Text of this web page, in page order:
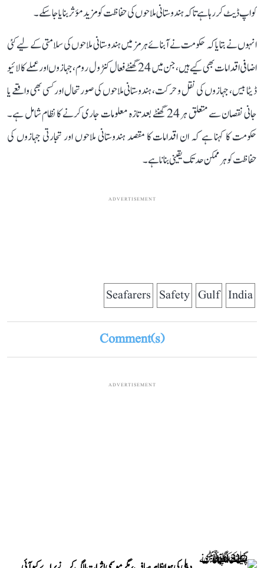
کو اپ ڈیٹ کر رہا ہے تاکہ ہندوستانی ملاحوں کی حفاظت کو مزید مؤثر بنایا جا سکے۔
انہوں نے بتایا کہ حکومت نے آبنائے ہرمز میں ہندوستانی ملاحوں کی سلامتی کے لیے کئی
اضافی اقدامات بھی کیے ہیں، جن میں 24 گھنٹے فعال کنٹرول روم، جہازوں اور عملے کا لائیو
ڈیٹا بیس، جہازوں کی نقل و حرکت، ہندوستانی ملاحوں کی صورتحال اور کسی بھی واقعے یا
جانی نقصان سے متعلق ہر 24 گھنٹے بعد تازہ معلومات جاری کرنے کا نظام شامل ہے۔
حکومت کا کہنا ہے کہ ان اقدامات کا مقصد ہندوستانی ملاحوں اور تجارتی جہازوں کی
حفاظت کو ہر ممکن حد تک یقینی بنانا ہے۔
ADVERTISEMENT
India
Gulf
Safety
Seafarers
Comment(s)
ADVERTISEMENT